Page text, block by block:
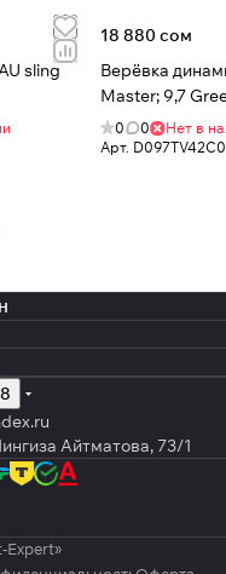
sling
18 880 сом
Верёвка
Master; 9,7
0 0
Нет в
Арт.
Айтматова, 73/1